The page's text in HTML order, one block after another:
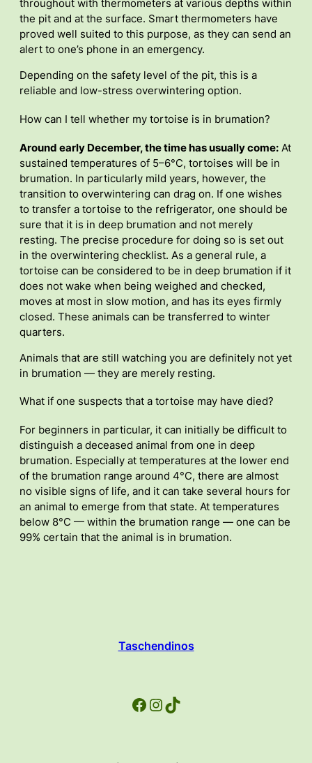
throughout with thermometers at various depths within
the pit and at the surface. Smart thermometers have
proved well suited to this purpose, as they can send an
alert to one’s phone in an emergency.
Depending on the safety level of the pit, this is a
reliable and low-stress overwintering option.
How can I tell whether my tortoise is in brumation?
Around early December, the time has usually come: At
sustained temperatures of 5–6°C, tortoises will be in
brumation. In particularly mild years, however, the
transition to overwintering can drag on. If one wishes
to transfer a tortoise to the refrigerator, one should be
sure that it is in deep brumation and not merely
resting. The precise procedure for doing so is set out
in the overwintering checklist. As a general rule, a
tortoise can be considered to be in deep brumation if it
does not wake when being weighed and checked,
moves at most in slow motion, and has its eyes firmly
closed. These animals can be transferred to winter
quarters.
Animals that are still watching you are definitely not yet
in brumation — they are merely resting.
What if one suspects that a tortoise may have died?
For beginners in particular, it can initially be difficult to
distinguish a deceased animal from one in deep
brumation. Especially at temperatures at the lower end
of the brumation range around 4°C, there are almost
no visible signs of life, and it can take several hours for
an animal to emerge from that state. At temperatures
below 8°C — within the brumation range — one can be
99% certain that the animal is in brumation.
Taschendinos
Facebook InstagramTikTok